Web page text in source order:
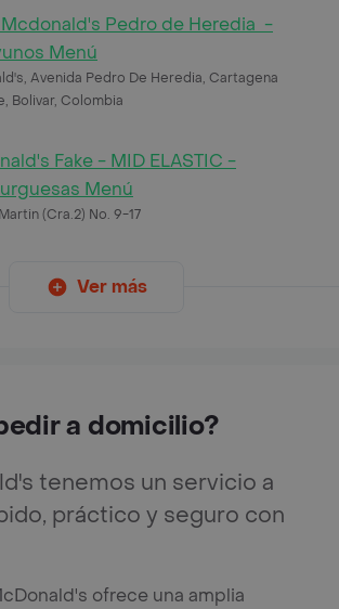
Pedro de Heredia -
Menú
Avenida Pedro De Heredia, Cartagena
Bolivar, Colombia
Fake - MID ELASTIC -
Menú
(Cra.2) No. 9-17
Ver más
a domicilio?
tenemos un servicio a
práctico y seguro con
ofrece una amplia